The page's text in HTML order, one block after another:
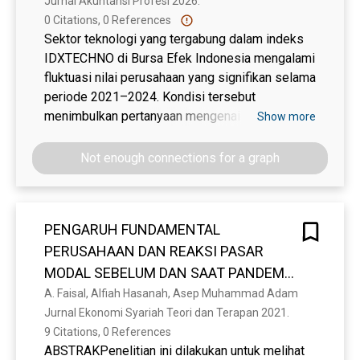
determinasi menunjukkan bahwa kemampuan
model dalam menjelaskan variasi return saham
tergolong sangat lemah, sehingga return saham
lebih banyak dipengaruhi oleh faktor lain di luar
model penelitian.
0 Citations, 0 References
Sektor teknologi yang tergabung dalam indeks
IDXTECHNO di Bursa Efek Indonesia mengalami
fluktuasi nilai perusahaan yang signifikan selama
periode 2021–2024. Kondisi tersebut
menimbulkan pertanyaan mengenai peran faktor
nilai perusahaan, khususnya profitabilitas,
leverage, dan kepemilikan manajerial. Penelitian
ini bertujuan untuk menganalisis pengaruh
manajerial terhadap nilai perusahaan pada
perusahaan sektor teknologi yang tergabung
dalam IDXTECHNO periode 2021–2024.
Penelitian ini menggunakan pendekatan
kuantitatif dengan data sekunder yang diperoleh
dari laporan keuangan tahunan perusahaan.
Populasi penelitian terdiri atas perusahaan
Show more
Not enough connections for a graph
PENGARUH FUNDAMENTAL
PERUSAHAAN DAN REAKSI PASAR
MODAL SEBELUM DAN SAAT PANDEMI
COVID-19 TERHADAP RETURN SAHAM
(STUDI KASUS JAKARTA ISLAMIC
INDEX PERIODE 2016-2020)
A. Faisal, Alfiah Hasanah, Asep Muhammad Adam
Jurnal Ekonomi Syariah Teori dan Terapan 2021.
9 Citations, 0 References
ABSTRAKPenelitian ini dilakukan untuk melihat